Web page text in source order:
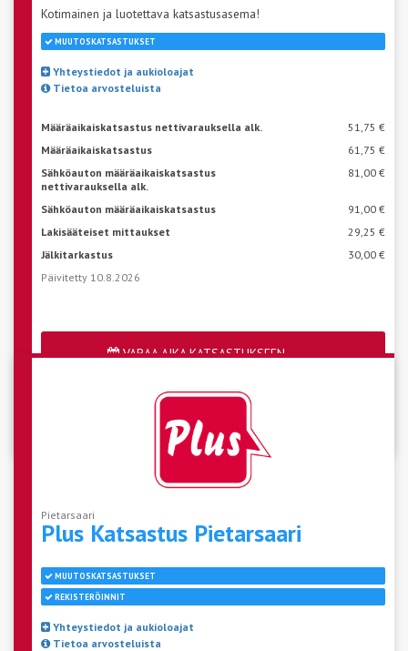
Kotimainen ja luotettava katsastusasema!
MUUTOSKATSASTUKSET
Yhteystiedot ja aukioloajat
Tietoa arvosteluista
Määräaikaiskatsastus nettivarauksella alk.
51,75 €
Määräaikaiskatsastus
61,75 €
Sähköauton määräaikaiskatsastus
nettivarauksella alk.
81,00 €
Sähköauton määräaikaiskatsastus
91,00 €
Lakisääteiset mittaukset
29,25 €
Jälkitarkastus
30,00 €
Päivitetty 10.8.2026
VARAA AIKA KATSASTUKSEEN
Katso aseman vapaat ajat
Pietarsaari
Plus Katsastus Pietarsaari
MUUTOSKATSASTUKSET
REKISTERÖINNIT
Yhteystiedot ja aukioloajat
Tietoa arvosteluista